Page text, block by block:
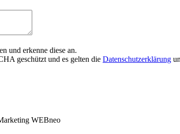
und erkenne diese an.
geschützt und es gelten die Datenschutzerklärung
WEBneo